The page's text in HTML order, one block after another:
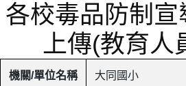
各校毒品防制宣
上傳(教育人
機關/單位名稱 大同國小